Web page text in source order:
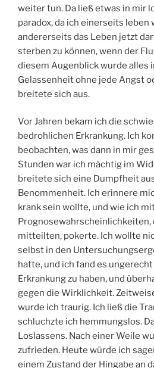
weiter tun. Da ließ etwas in mir
paradox, da ich einerseits leben
andererseits das Leben jetzt
sterben zu können, wenn der
diesem Augenblick wurde alles
Gelassenheit ohne jede Angst
breitete sich aus.
Vor Jahren bekam ich die
bedrohlichen Erkrankung. Ich
beobachten, was dann in mir
Stunden war ich mächtig im
breitete sich eine Dumpfheit
Benommenheit. Ich erinnere
krank sein wollte, und wie ich
Prognosewahrscheinlichkeiten,
mitteilten, pokerte. Ich wollte
selbst in den
hatte, und ich fand es
Erkrankung zu haben, und
gegen die Wirklichkeit.
wurde ich traurig. Ich ließ die
schluchzte ich hemmungslos.
Loslassens. Nach einer Weile
zufrieden. Heute würde ich
einem Zustand der Hingabe an